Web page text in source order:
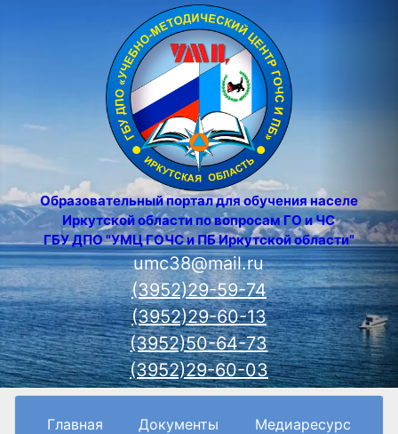
Образовательный портал для обучения населения
Иркутской области по вопросам ГО и ЧС
ГБУ ДПО "УМЦ ГОЧС и ПБ Иркутской области"
umc38@mail.ru
(3952)29-59-74
(3952)29-60-13
(3952)50-64-73
(3952)29-60-03
Главная Документы
Медиаресурс